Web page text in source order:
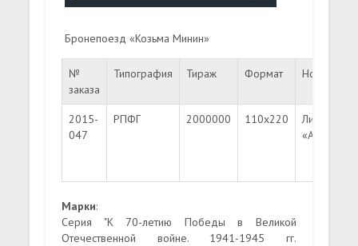
Бронепоезд «Козьма Минин»
№
заказа
Типография Тираж Формат Номинал
2015-
047
РПФГ 2000000 110х220
Литера
«A»
Марки:
Серия "К 70-летию Победы в Великой
Отечественной войне. 1941-1945 гг.